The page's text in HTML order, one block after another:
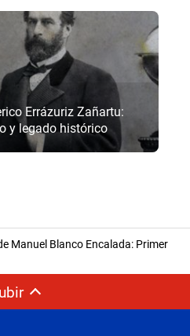
Errázuriz Zañartu:
y legado histórico
Manuel Blanco Encalada: Primer